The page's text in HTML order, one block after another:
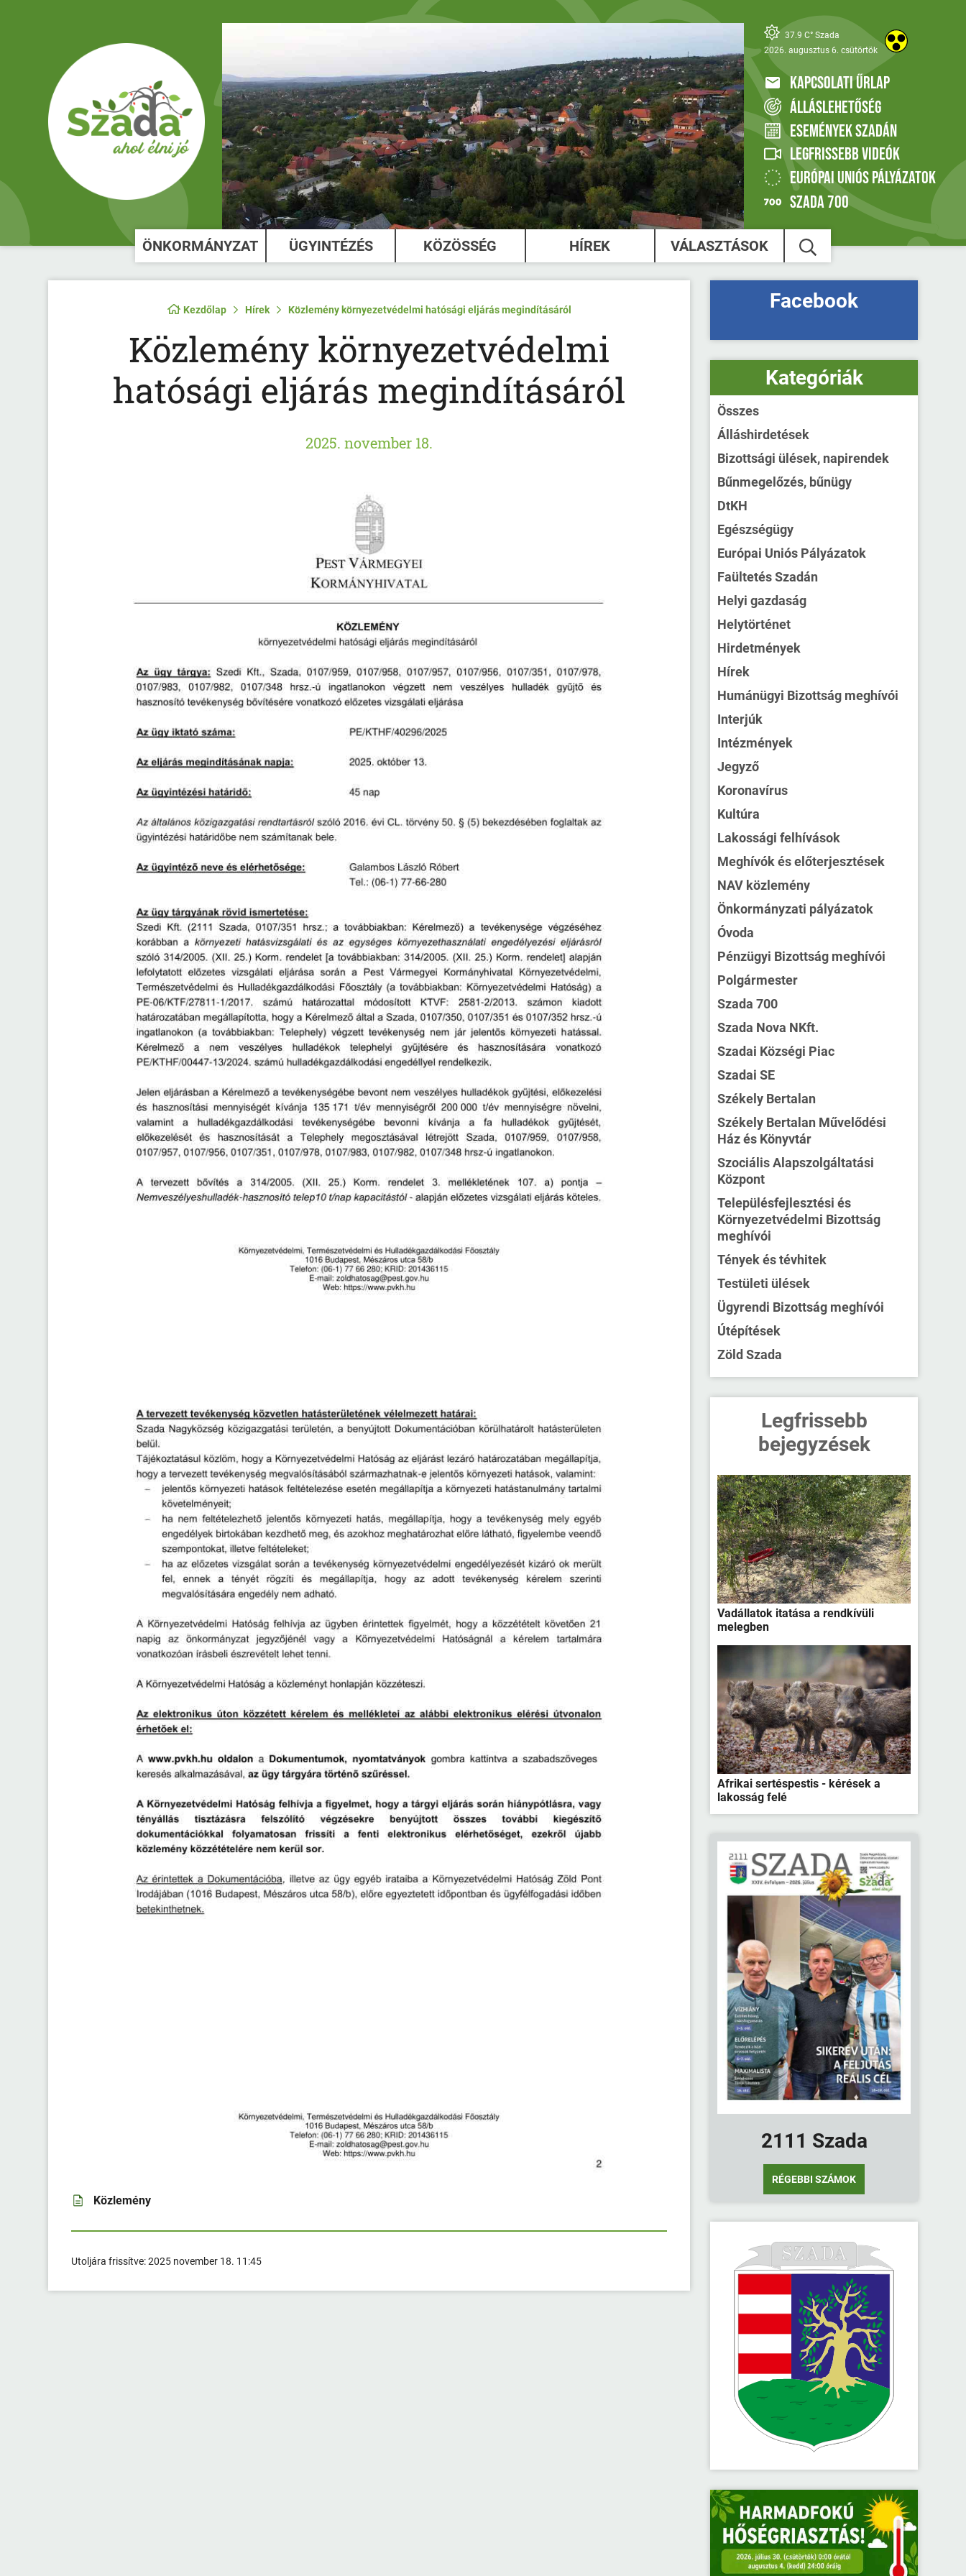
37.9 C° Szada
2026. augusztus 6. csütörtök
KAPCSOLATI ŰRLAP
ÁLLÁSLEHETŐSÉG
ESEMÉNYEK SZADÁN
LEGFRISSEBB VIDEÓK
EURÓPAI UNIÓS PÁLYÁZATOK
SZADA 700
ÖNKORMÁNYZAT ÜGYINTÉZÉS KÖZÖSSÉG HÍREK VÁLASZTÁSOK
Kezdőlap Hírek Közlemény környezetvédelmi hatósági eljárás megindításáról
Közlemény környezetvédelmi
hatósági eljárás megindításáról
2025. november 18.
Közlemény
Utoljára frissítve:2025 november 18. 11:45
Facebook
Kategóriák
Összes
Álláshirdetések
Bizottsági ülések, napirendek
Bűnmegelőzés, bűnügy
DtKH
Egészségügy
Európai Uniós Pályázatok
Faültetés Szadán
Helyi gazdaság
Helytörténet
Hirdetmények
Hírek
Humánügyi Bizottság meghívói
Interjúk
Intézmények
Jegyző
Koronavírus
Kultúra
Lakossági felhívások
Meghívók és előterjesztések
NAV közlemény
Önkormányzati pályázatok
Óvoda
Pénzügyi Bizottság meghívói
Polgármester
Szada 700
Szada Nova NKft.
Szadai Községi Piac
Szadai SE
Székely Bertalan
Székely Bertalan Művelődési
Ház és Könyvtár
Szociális Alapszolgáltatási
Központ
Településfejlesztési és
Környezetvédelmi Bizottság
meghívói
Tények és tévhitek
Testületi ülések
Ügyrendi Bizottság meghívói
Útépítések
Zöld Szada
Legfrissebb
bejegyzések
Vadállatok itatása a rendkívüli
melegben
Afrikai sertéspestis - kérések a
lakosság felé
2111 Szada
RÉGEBBI SZÁMOK